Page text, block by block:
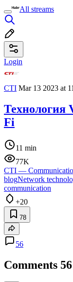
All streams
Login
CTI Mar 13 2023 at
Технология
Fi
11 min
77K
CTI —
blogNetwork
communication
+20
78
56
Comments 56